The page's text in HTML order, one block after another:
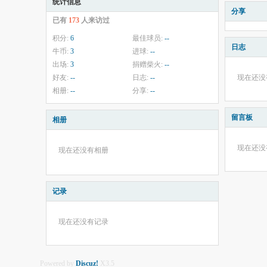
统计信息
已有 173 人来访过
积分: 6 最佳球员: --
牛币: 3 进球: --
出场: 3 捐赠柴火: --
好友: -- 日志: --
相册: -- 分享: --
相册
现在还没有相册
记录
现在还没有记录
分享
日志
现在还
留言板
现在还
Powered by Discuz! X3.5